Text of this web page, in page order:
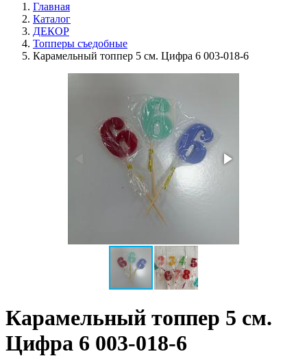
Главная
Каталог
ДЕКОР
Топперы съедобные
Карамельный топпер 5 см. Цифра 6 003-018-6
Карамельный топпер 5 см.
Цифра 6 003-018-6